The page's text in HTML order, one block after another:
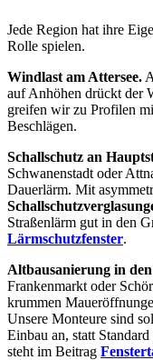
Jede Region hat ihre
Rolle spielen.
Windlast am Attersee.
auf Anhöhen drückt der
greifen wir zu Profilen
Beschlägen.
Schallschutz an
Schwanenstadt oder
Dauerlärm. Mit
Straßenlärm gut in den
Lärmschutzfenster.
Altbausanierung in
Frankenmarkt oder
krummen
Unsere Monteure sind
Einbau an, statt
steht im Beitrag